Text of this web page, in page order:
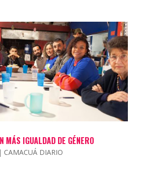
MÁS IGUALDAD DE GÉNERO
CAMACUÁ DIARIO